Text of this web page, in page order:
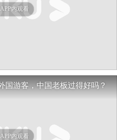
APP内观看
国游客，中国老板过得好吗？
APP内观看